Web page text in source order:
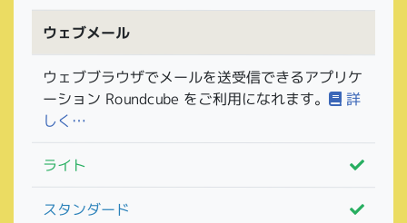
ウェブメール
ウェブブラウザでメールを送受信できるアプリケ
ーション Roundcube をご利用になれます。 詳
しく…
ライト
スタンダード